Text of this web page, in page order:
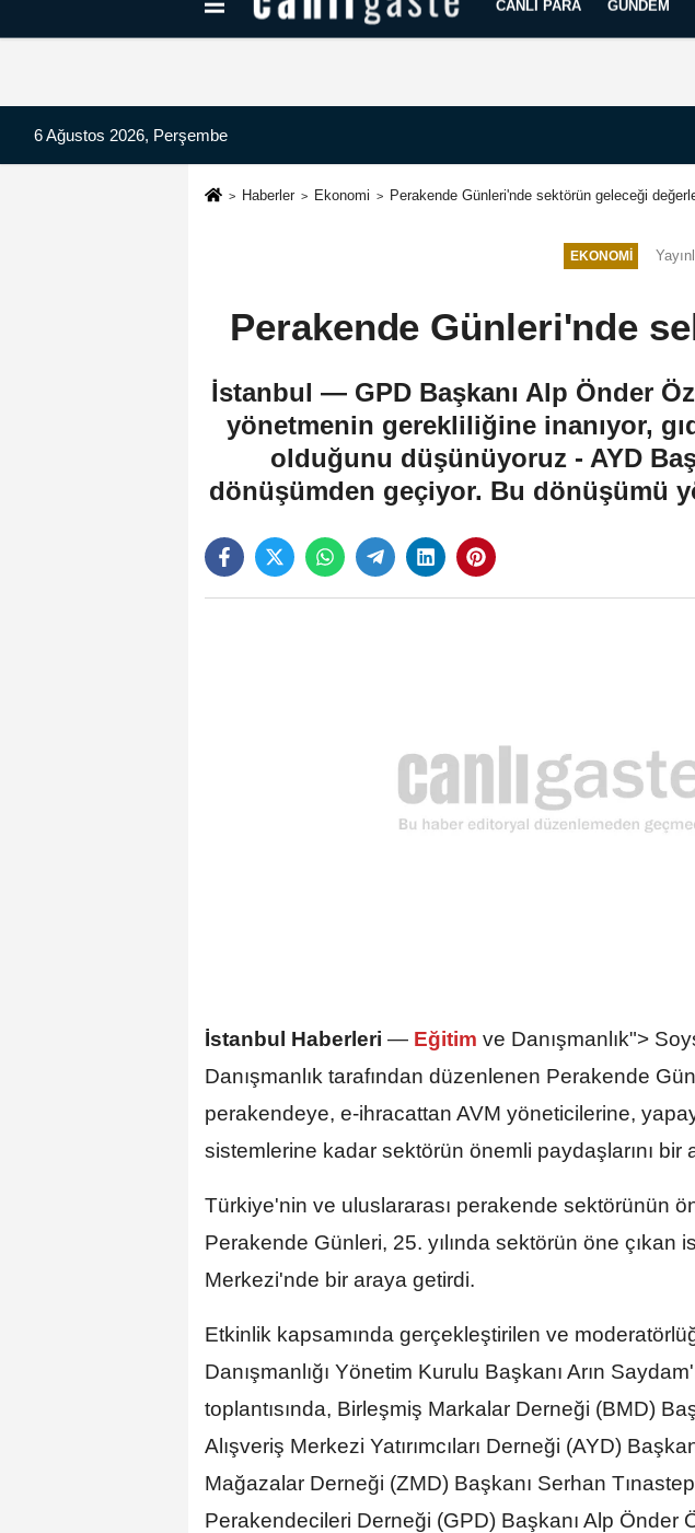
Kayseri Haberleri Can Radyo Dinle
CANLI PARA GÜNDEM
6 Ağustos 2026, Perşembe
Haberler Ekonomi Perakende Günleri'nde sektörün geleceği
EKONOMI
Perakende Günleri'nde
İstanbul — GPD Başkanı Alp Önder
yönetmenin gerekliliğine inanıyor,
olduğunu düşünüyoruz - AYD
dönüşümden geçiyor. Bu dönüşümü
İstanbul Haberleri — Eğitim ve Danışmanlık">
Danışmanlık tarafından düzenlenen Perakende
perakendeye, e-ihracattan AVM yöneticilerine,
sistemlerine kadar sektörün önemli paydaşlarını bir
Türkiye'nin ve uluslararası perakende sektörünün
Perakende Günleri, 25. yılında sektörün öne çıkan
Merkezi'nde bir araya getirdi.
Etkinlik kapsamında gerçekleştirilen ve
Danışmanlığı Yönetim Kurulu Başkanı Arın
toplantısında, Birleşmiş Markalar Derneği (BMD)
Alışveriş Merkezi Yatırımcıları Derneği (AYD)
Mağazalar Derneği (ZMD) Başkanı Serhan
Perakendecileri Derneği (GPD) Başkanı Alp Önder